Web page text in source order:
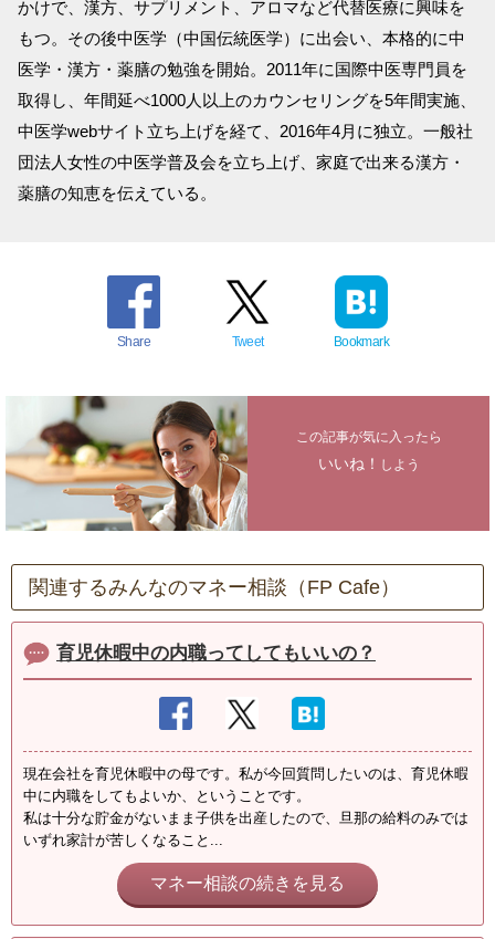
かけで、漢方、サプリメント、アロマなど代替医療に興味を
もつ。その後中医学（中国伝統医学）に出会い、本格的に中
医学・漢方・薬膳の勉強を開始。2011年に国際中医専門員を
取得し、年間延べ1000人以上のカウンセリングを5年間実施、
中医学webサイト立ち上げを経て、2016年4月に独立。一般社
団法人女性の中医学普及会を立ち上げ、家庭で出来る漢方・
薬膳の知恵を伝えている。
Share Tweet Bookmark
この記事が気に入ったら
いいね！ しよう
関連するみんなのマネー相談（FP Cafe）
育児休暇中の内職ってしてもいいの？
現在会社を育児休暇中の母です。私が今回質問したいのは、育児休暇
中に内職をしてもよいか、ということです。
私は十分な貯金がないまま子供を出産したので、旦那の給料のみでは
いずれ家計が苦しくなること...
マネー相談の続きを見る